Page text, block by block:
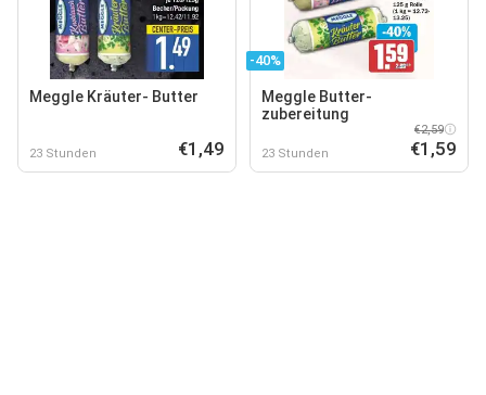
Meggle Kräuter- Butter
23 Stunden €1,49
-40%
Meggle Butter-
zubereitung
23 Stunden
€2,59
€1,59